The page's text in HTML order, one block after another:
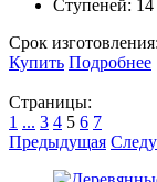
Ступеней: 14
Срок изготовления:
Купить Подробнее
Страницы:
1 ... 3 4 5 6 7
Предыдущая